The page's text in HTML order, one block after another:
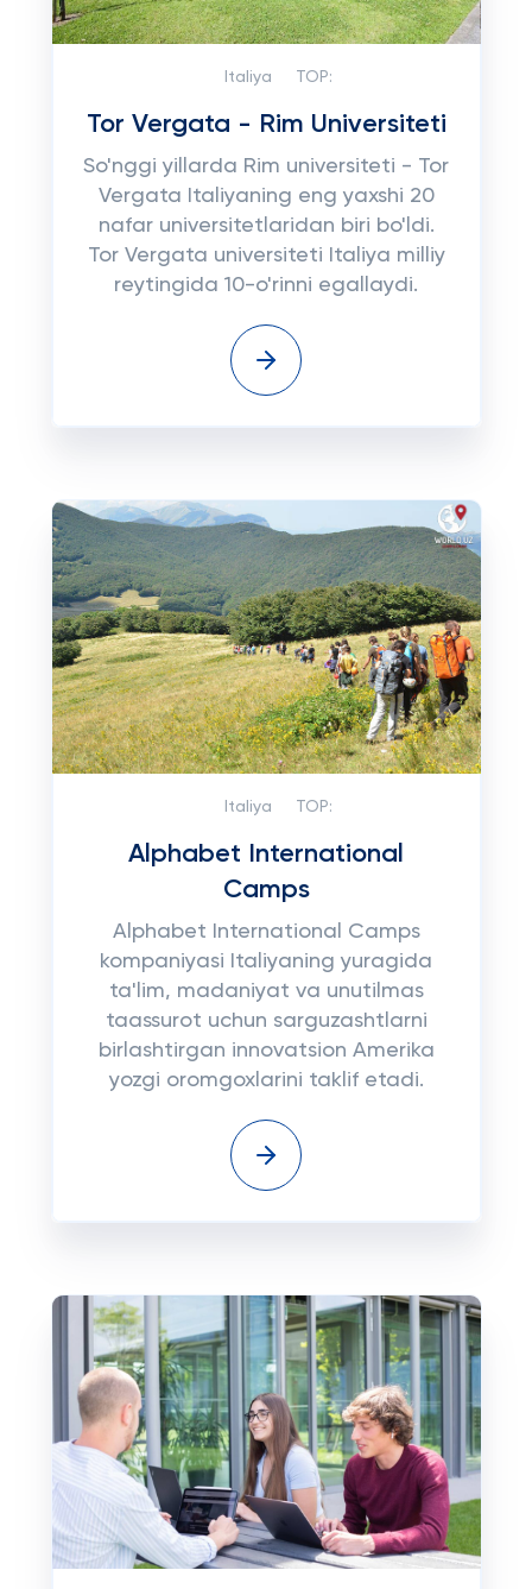
Italiya TOP:
Tor Vergata - Rim Universiteti
So'nggi yillarda Rim universiteti - Tor
Vergata Italiyaning eng yaxshi 20
nafar universitetlaridan biri bo'ldi.
Tor Vergata universiteti Italiya milliy
reytingida 10-o'rinni egallaydi.
Italiya TOP:
Alphabet International
Camps
Alphabet International Camps
kompaniyasi Italiyaning yuragida
ta'lim, madaniyat va unutilmas
taassurot uchun sarguzashtlarni
birlashtirgan innovatsion Amerika
yozgi oromgoxlarini taklif etadi.